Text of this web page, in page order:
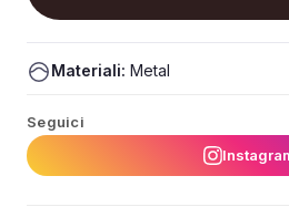
Materiali: Metal
Seguici